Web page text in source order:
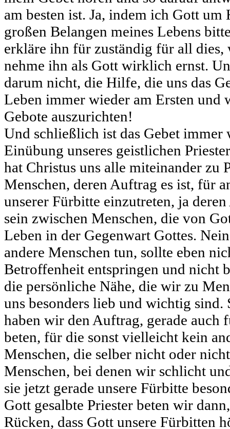
am besten ist. Ja, indem ich Gott
großen Belangen meines Lebens
erkläre ihn für zuständig für all dies,
nehme ihn als Gott wirklich ernst.
darum nicht, die Hilfe, die uns das
Leben immer wieder am Ersten und
Gebote auszurichten!
Und schließlich ist das Gebet immer
Einübung unseres geistlichen
hat Christus uns alle miteinander zu
Menschen, deren Auftrag es ist, für
unserer Fürbitte einzutreten, ja
sein zwischen Menschen, die von
Leben in der Gegenwart Gottes.
andere Menschen tun, sollte eben
Betroffenheit entspringen und nicht
die persönliche Nähe, die wir zu
uns besonders lieb und wichtig sind.
haben wir den Auftrag, gerade auch
beten, für die sonst vielleicht kein
Menschen, die selber nicht oder
Menschen, bei denen wir schlicht
sie jetzt gerade unsere Fürbitte
Gott gesalbte Priester beten wir
Rücken, dass Gott unsere Fürbitten